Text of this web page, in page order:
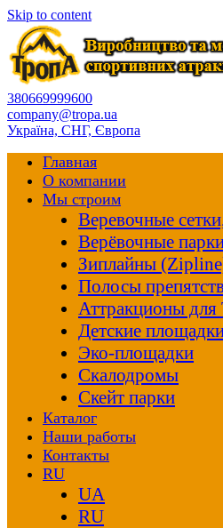
Skip to content
380669999600
company@tropa.ua
Україна, СНГ, Європа
Главная
О компании
Мы строим
Веревочные
Верёвочные
Зиплайны
Полосы
Аттракционы
Детские
Эко-площадки
Скалодромы
Скейт парки
Каталог
Наши работы
Контакты
RU
UA
RU